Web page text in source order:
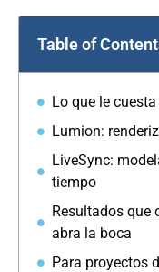
Table of
Lo que le
Lumion:
LiveSync:
tiempo
Resultados que
abra la boca
Para proyectos